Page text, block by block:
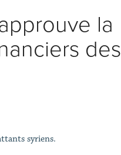
la
des
syriens.